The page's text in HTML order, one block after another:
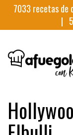
7033 recetas
|